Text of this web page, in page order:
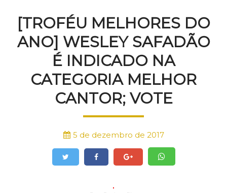
[TROFÉU MELHORES DO
ANO] WESLEY SAFADÃO
É INDICADO NA
CATEGORIA MELHOR
CANTOR; VOTE
5 de dezembro de 2017